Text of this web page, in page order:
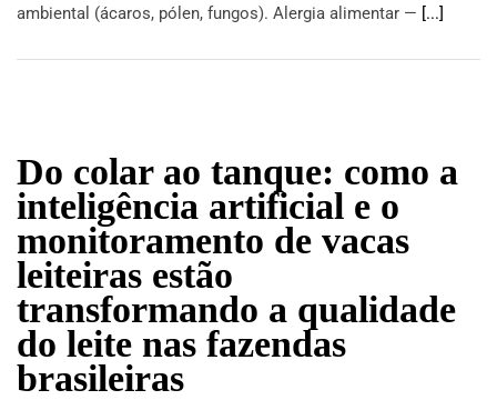
ambiental (ácaros, pólen, fungos). Alergia alimentar — [...]
Do colar ao tanque: como a
inteligência artificial e o
monitoramento de vacas
leiteiras estão
transformando a qualidade
do leite nas fazendas
brasileiras